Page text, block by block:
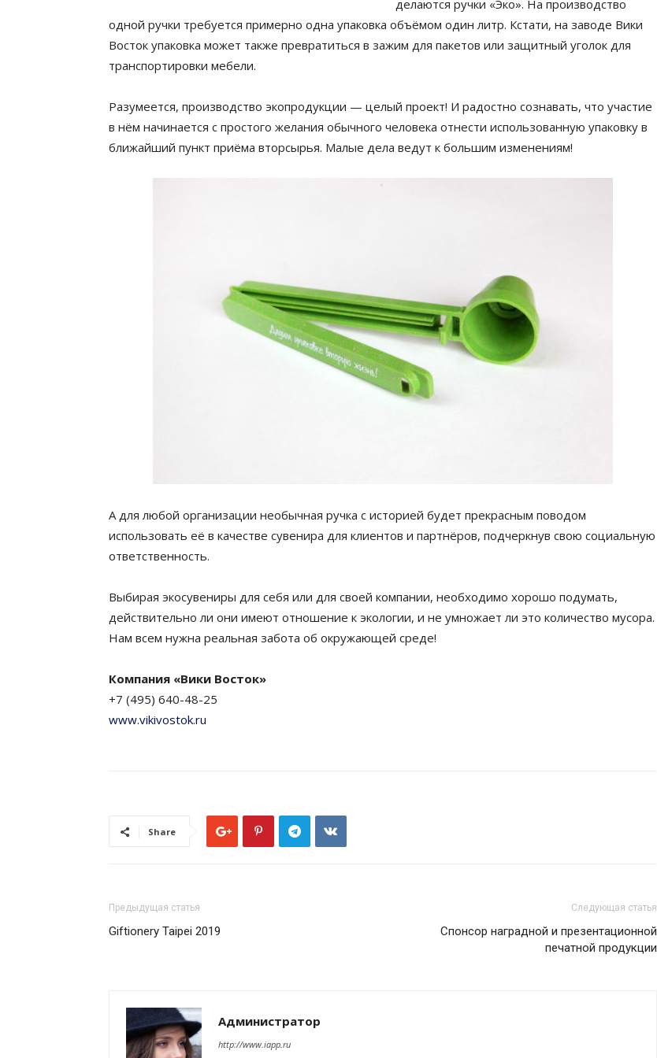
делаются ручки «Эко». На производство
одной ручки требуется примерно одна упаковка объёмом один литр. Кстати, на заводе Вики
Восток упаковка может также превратиться в зажим для пакетов или защитный уголок для
транспортировки мебели.
Разумеется, производство экопродукции — целый проект! И радостно сознавать, что участие
в нём начинается с простого желания обычного человека отнести использованную упаковку в
ближайший пункт приёма вторсырья. Малые дела ведут к большим изменениям!
А для любой организации необычная ручка с историей будет прекрасным поводом
использовать её в качестве сувенира для клиентов и партнёров, подчеркнув свою социальную
ответственность.
Выбирая экосувениры для себя или для своей компании, необходимо хорошо подумать,
действительно ли они имеют отношение к экологии, и не умножает ли это количество мусора.
Нам всем нужна реальная забота об окружающей среде!
Компания «Вики Восток»
+7 (495) 640-48-25
www.vikivostok.ru
Share
Предыдущая статья
Giftionery Taipei 2019
Следующая статья
Спонсор наградной и презентационной
печатной продукции
Администратор
http://www.iapp.ru